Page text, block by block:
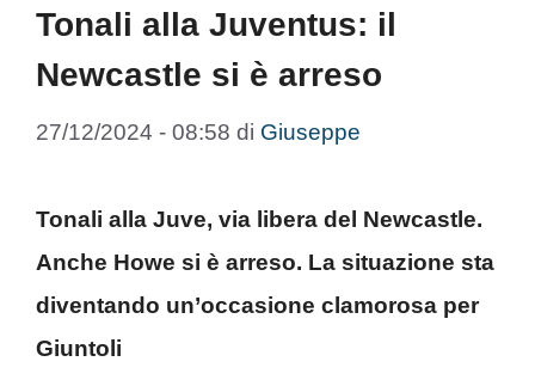
Tonali alla Juventus: il
Newcastle si è arreso
27/12/2024 - 08:58 di Giuseppe
Tonali alla Juve, via libera del Newcastle.
Anche Howe si è arreso. La situazione sta
diventando un’occasione clamorosa per
Giuntoli